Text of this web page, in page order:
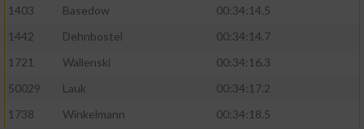
1403
Basedow
00:34:14.5
1442
Dehnbostel
00:34:14.7
1721
Wallenski
00:34:16.3
50029
Lauk
00:34:17.2
1738
Winkelmann
00:34:18.5